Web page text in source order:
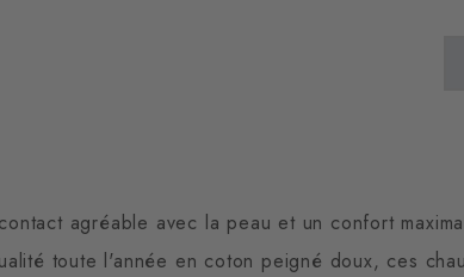
agréable avec la peau et un confort
toute l'année en coton peigné doux, ces